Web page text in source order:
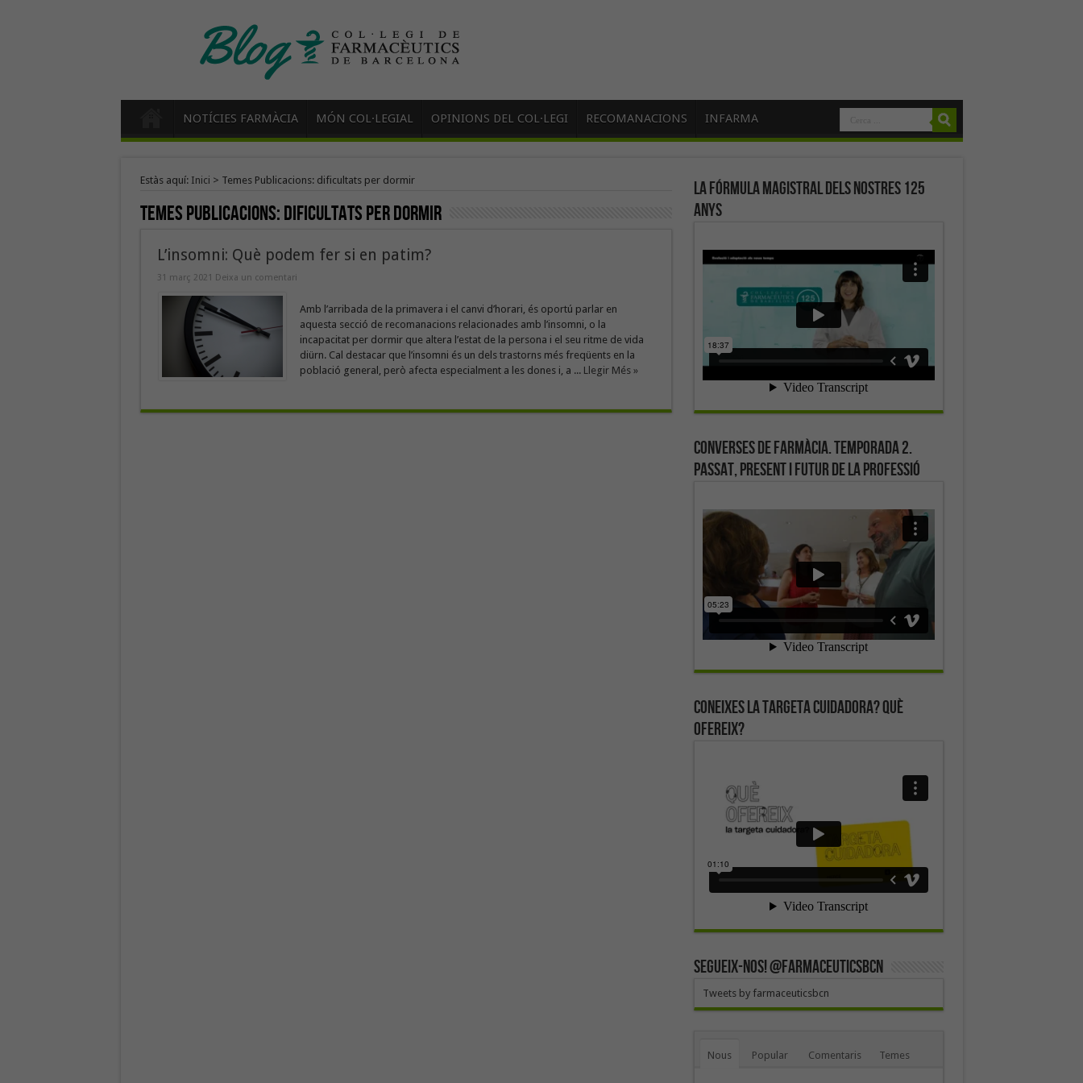
NOTÍCIES FARMÀCIA MÓN COL·LEGIAL OPINIONS DEL COL·LEGI RECOMANACIONS INFARMA
Estàs aquí: Inici > Temes Publicacions: dificultats per dormir
Temes Publicacions:dificultats per dormir
L’insomni: Què podem fer si en patim?
31 març 2021 Deixa un comentari
Amb l’arribada de la primavera i el canvi d’horari, és oportú parlar en
aquesta secció de recomanacions relacionades amb l’insomni, o la
incapacitat per dormir que altera l’estat de la persona i el seu ritme de vida
diürn. Cal destacar que l’insomni és un dels trastorns més freqüents en la
població general, però afecta especialment a les dones i, a ... Llegir Més »
La fórmula magistral dels nostres 125
anys
Converses de farmàcia. Temporada 2.
Passat, present i futur de la professió
Coneixes la targeta cuidadora? Què
ofereix?
SEGUEIX-NOS! @farmaceuticsbcn
Tweets by farmaceuticsbcn
Nous Popular Comentaris Temes